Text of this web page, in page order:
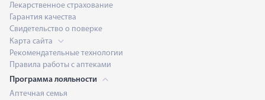
Лекарственное страхование
Гарантия качества
Свидетельство о поверке
Карта сайта
Рекомендательные технологии
Правила работы с аптеками
Программа лояльности
Аптечная семья